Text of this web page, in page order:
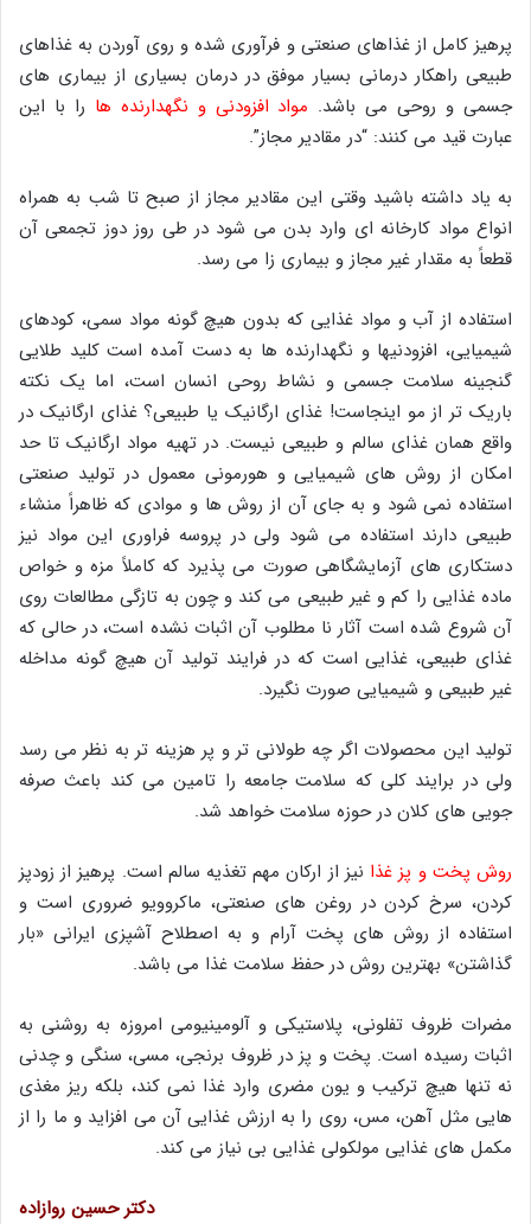
پرهیز کامل از غذاهای صنعتی و فرآوری شده و روی آوردن به غذاهای
طبیعی راهکار درمانی بسیار موفق در درمان بسیاری از بیماری های
جسمی و روحی می باشد. مواد افزودنی و نگهدارنده ها را با این
عبارت قید می کنند: “در مقادیر مجاز”.
به یاد داشته باشید وقتی این مقادیر مجاز از صبح تا شب به همراه
انواع مواد کارخانه ای وارد بدن می شود در طی روز دوز تجمعی آن
قطعاً به مقدار غیر مجاز و بیماری زا می رسد.
استفاده از آب و مواد غذایی که بدون هیچ گونه مواد سمی، کودهای
شیمیایی، افزودنیها و نگهدارنده ها به دست آمده است کلید طلایی
گنجینه سلامت جسمی و نشاط روحی انسان است، اما یک نکته
باریک تر از مو اینجاست! غذای ارگانیک یا طبیعی؟ غذای ارگانیک در
واقع همان غذای سالم و طبیعی نیست. در تهیه مواد ارگانیک تا حد
امکان از روش های شیمیایی و هورمونی معمول در تولید صنعتی
استفاده نمی شود و به جای آن از روش ها و موادی که ظاهراً منشاء
طبیعی دارند استفاده می شود ولی در پروسه فراوری این مواد نیز
دستکاری های آزمایشگاهی صورت می پذیرد که کاملاً مزه و خواص
ماده غذایی را کم و غیر طبیعی می کند و چون به تازگی مطالعات روی
آن شروع شده است آثار نا مطلوب آن اثبات نشده است، در حالی که
غذای طبیعی، غذایی است که در فرایند تولید آن هیچ گونه مداخله
غیر طبیعی و شیمیایی صورت نگیرد.
تولید این محصولات اگر چه طولانی تر و پر هزینه تر به نظر می رسد
ولی در برایند کلی که سلامت جامعه را تامین می کند باعث صرفه
جویی های کلان در حوزه سلامت خواهد شد.
روش پخت و پز غذا نیز از ارکان مهم تغذیه سالم است. پرهیز از زودپز
کردن، سرخ کردن در روغن های صنعتی، ماکروویو ضروری است و
استفاده از روش های پخت آرام و به اصطلاح آشپزی ایرانی «بار
گذاشتن» بهترین روش در حفظ سلامت غذا می باشد.
مضرات ظروف تفلونی، پلاستیکی و آلومینیومی امروزه به روشنی به
اثبات رسیده است. پخت و پز در ظروف برنجی، مسی، سنگی و چدنی
نه تنها هیچ ترکیب و یون مضری وارد غذا نمی کند، بلکه ریز مغذی
هایی مثل آهن، مس، روی را به ارزش غذایی آن می افزاید و ما را از
مکمل های غذایی مولکولی غذایی بی نیاز می کند.
دکتر حسین روازاده